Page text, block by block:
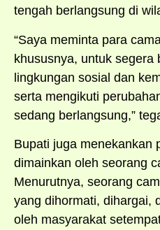
tengah berlangsung di
“Saya meminta para
khususnya, untuk segera
lingkungan sosial dan
serta mengikuti
sedang berlangsung,”
Bupati juga menekankan
dimainkan oleh seorang
Menurutnya, seorang
yang dihormati, dihargai,
oleh masyarakat